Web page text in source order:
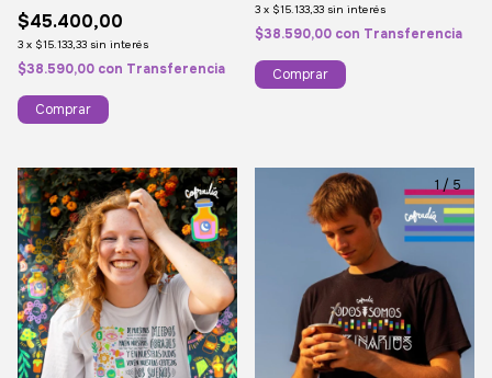
$45.400,00
3 x $15.133,33 sin interés
$38.590,00 con Transferencia
Comprar
3 x $15.133,33 sin interés
$38.590,00 con Transferencia
Comprar
1/3 1/5